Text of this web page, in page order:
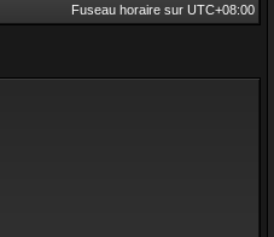
Fuseau horaire sur UTC+08:00